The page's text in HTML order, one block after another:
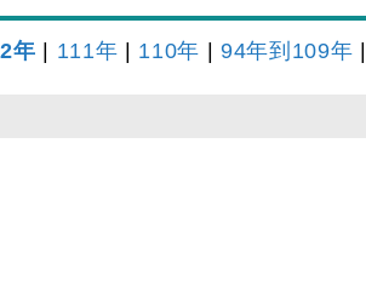
年 111年 110年 |94年到109年